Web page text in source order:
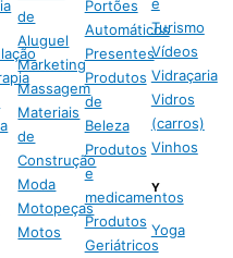
de
Aluguel
Marketing
Massagem
Materiais
de
Construção
Moda
Motopeças
Motos
Portões
Automáticos
Presentes
Produtos
de
Beleza
Produtos
e
medicamentos
Produtos
Geriátricos
Turismo
Vídeos
Vidraçaria
Vidros
(carros)
Vinhos
Y
Yoga